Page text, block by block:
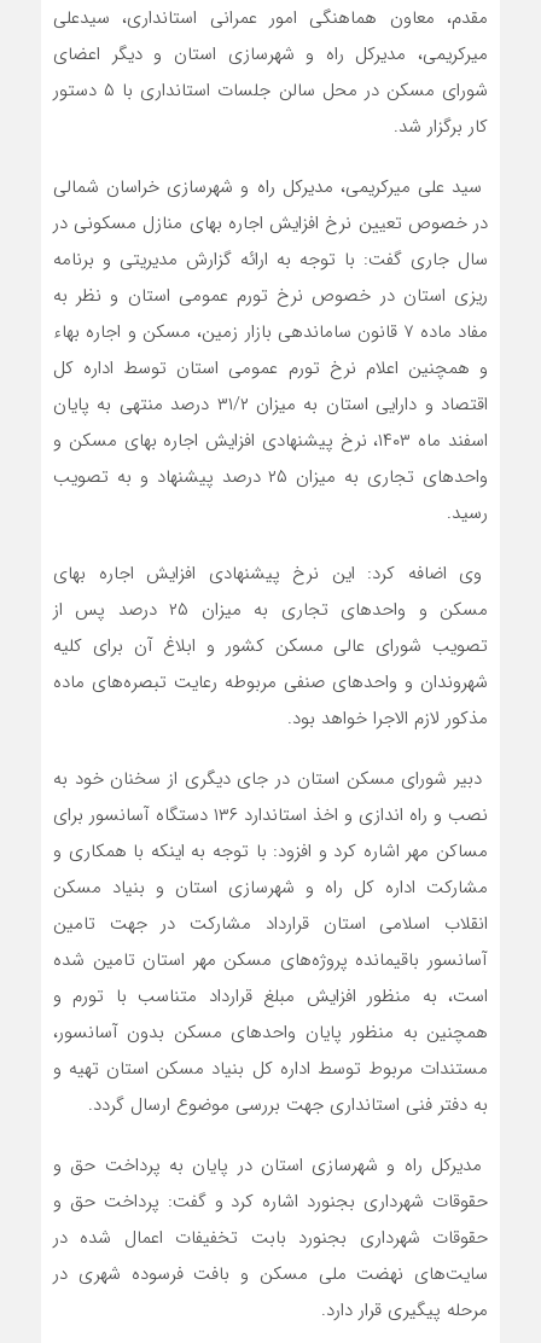
مقدم، معاون هماهنگی امور عمرانی استانداری، سیدعلی
میرکریمی، مدیرکل راه و شهرسازی استان و دیگر اعضای
شورای مسکن در محل سالن جلسات استانداری با ۵ دستور
کار برگزار شد.
سید علی میرکریمی، مدیرکل راه و شهرسازی خراسان شمالی
در خصوص تعیین نرخ افزایش اجاره بهای منازل مسکونی در
سال جاری گفت: با توجه به ارائه گزارش مدیریتی و برنامه
ریزی استان در خصوص نرخ تورم عمومی استان و نظر به
مفاد ماده ۷ قانون ساماندهی بازار زمین، مسکن و اجاره بهاء
و همچنین اعلام نرخ تورم عمومی استان توسط اداره کل
اقتصاد و دارایی استان به میزان ۳۱/۲ درصد منتهی به پایان
اسفند ماه ۱۴۰۳، نرخ پیشنهادی افزایش اجاره بهای مسکن و
واحدهای تجاری به میزان ۲۵ درصد پیشنهاد و به تصویب
رسید.
وی اضافه کرد: این نرخ پیشنهادی افزایش اجاره بهای
مسکن و واحدهای تجاری به میزان ۲۵ درصد پس از
تصویب شورای عالی مسکن کشور و ابلاغ آن برای کلیه
شهروندان و واحدهای صنفی مربوطه رعایت تبصره‌های ماده
مذکور لازم الاجرا خواهد بود.
دبیر شورای مسکن استان در جای دیگری از سخنان خود به
نصب و راه اندازی و اخذ استاندارد ۱۳۶ دستگاه آسانسور برای
مساکن مهر اشاره کرد و افزود: با توجه به اینکه با همکاری و
مشارکت اداره کل راه و شهرسازی استان و بنیاد مسکن
انقلاب اسلامی استان قرارداد مشارکت در جهت تامین
آسانسور باقیمانده پروژه‌های مسکن مهر استان تامین شده
است، به منظور افزایش مبلغ قرارداد متناسب با تورم و
همچنین به منظور پایان واحدهای مسکن بدون آسانسور،
مستندات مربوط توسط اداره کل بنیاد مسکن استان تهیه و
به دفتر فنی استانداری جهت بررسی موضوع ارسال گردد.
مدیرکل راه و شهرسازی استان در پایان به پرداخت حق و
حقوقات شهرداری بجنورد اشاره کرد و گفت: پرداخت حق و
حقوقات شهرداری بجنورد بابت تخفیفات اعمال شده در
سایت‌های نهضت ملی مسکن و بافت فرسوده شهری در
مرحله پیگیری قرار دارد.